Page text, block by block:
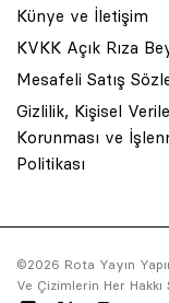
Künye ve İletişim
KVKK Açık Rıza
Mesafeli Satış
Gizlilik, Kişisel
Korunması ve
Politikası
©2026 Rota Yayın
Ve Çizimlerin Her Hakkı
© 2001 Rota Yayın
Asquared